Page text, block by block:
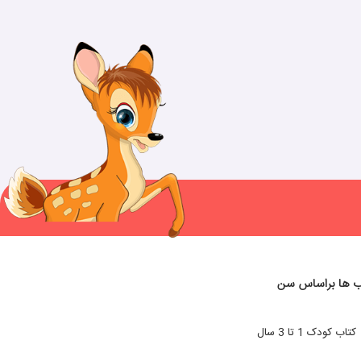
ها براساس سن
کتاب کودک 1 تا 3 سال